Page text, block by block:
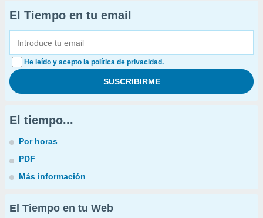
El Tiempo en tu email
He leído y acepto la política de privacidad.
El tiempo...
Por horas
PDF
Más información
El Tiempo en tu Web